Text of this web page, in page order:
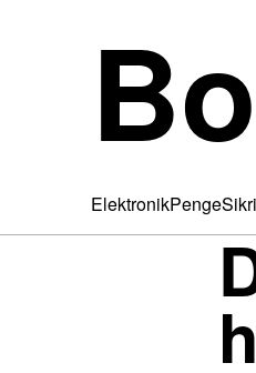
ElektronikPenge